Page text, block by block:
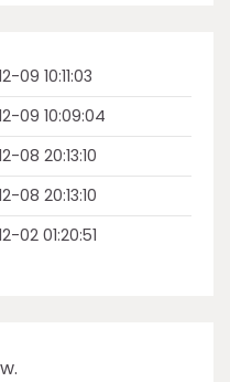
09 10:11:03
09 10:09:04
08 20:13:10
08 20:13:10
02 01:20:51